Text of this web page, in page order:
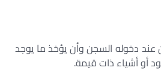
دخوله السجن وأن يؤخذ ما يوجد
أو أشياء ذات قيمة.